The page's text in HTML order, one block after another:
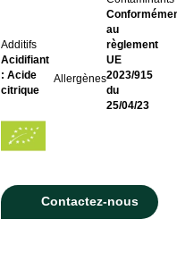
Additifs
Acidifiant
: Acide
citrique
Allergènes
au
règlement
UE
2023/915
du
25/04/23
Contactez-nous